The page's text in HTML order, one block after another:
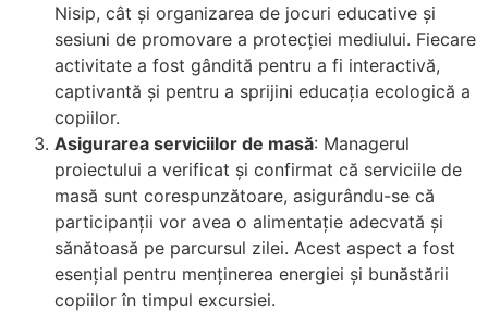
Nisip, cât și organizarea de jocuri educative și
sesiuni de promovare a protecției mediului. Fiecare
activitate a fost gândită pentru a fi interactivă,
captivantă și pentru a sprijini educația ecologică a
copiilor.
Asigurarea serviciilor de masă: Managerul
proiectului a verificat și confirmat că serviciile de
masă sunt corespunzătoare, asigurându-se că
participanții vor avea o alimentație adecvată și
sănătoasă pe parcursul zilei. Acest aspect a fost
esențial pentru menținerea energiei și bunăstării
copiilor în timpul excursiei.